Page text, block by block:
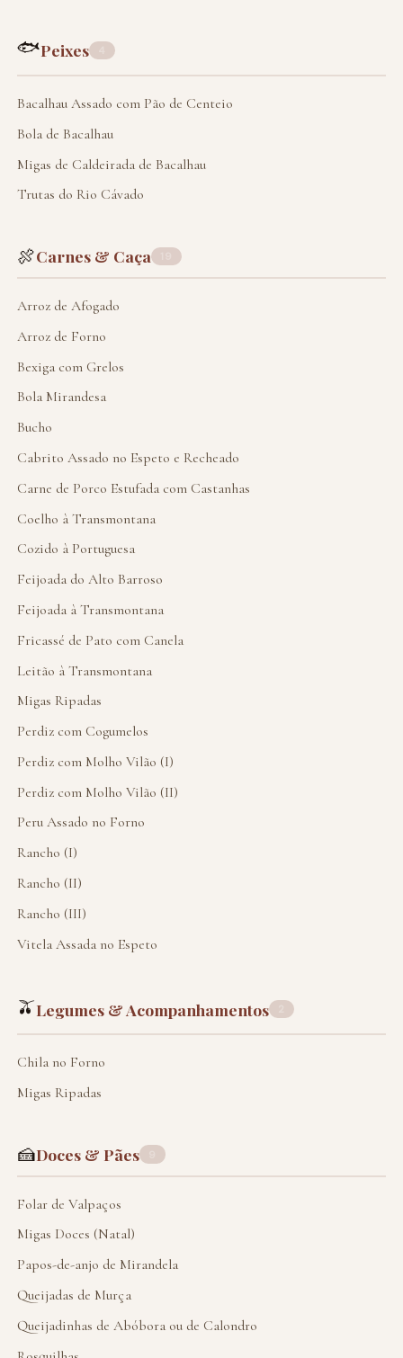
🐟Peixes
Bacalhau Assado com Pão de Centeio
Bola de Bacalhau
Migas de Caldeirada de Bacalhau
Trutas do Rio Cávado
🍖Carnes & Caça
Arroz de Afogado
Arroz de Forno
Bexiga com Grelos
Bola Mirandesa
Bucho
Cabrito Assado no Espeto e Recheado
Carne de Porco Estufada com Castanhas
Coelho à Transmontana
Cozido à Portuguesa
Feijoada do Alto Barroso
Feijoada à Transmontana
Fricassé de Pato com Canela
Leitão à Transmontana
Migas Ripadas
Perdiz com Cogumelos
Perdiz com Molho Vilão (I)
Perdiz com Molho Vilão (II)
Peru Assado no Forno
Rancho (I)
Rancho (II)
Rancho (III)
Vitela Assada no Espeto
🫒Legumes & Acompanhamentos
Chila no Forno
Migas Ripadas
🍰Doces & Pães
Folar de Valpaços
Migas Doces (Natal)
Papos-de-anjo de Mirandela
Queijadas de Murça
Queijadinhas de Abóbora ou de Calondro